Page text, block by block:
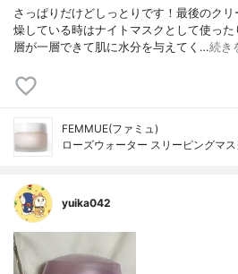
さっぱりだけどしっとりです！最後のク
燥している時はナイトマスクとして使っ
層が一層できて肌に水分を与えてく…続き
FEMMUE(ファミュ)
ローズウォーター スリーピングマス
yuika042